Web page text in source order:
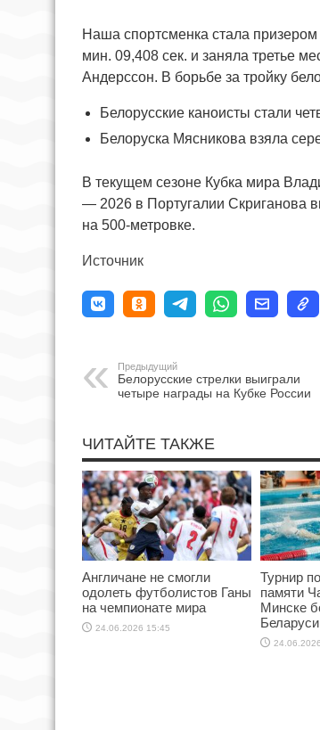
Наша спортсменка стала
мин. 09,408 сек. и заняла третье
Андерссон. В борьбе за тройку
Белорусские каноисты стали
Белоруска Мясникова взяла
В текущем сезоне Кубка мира
— 2026 в Португалии Скриганова
на 500-метровке.
Источник
Предыдущий
Белорусские стрелки выиграли
четыре награды на Кубке России
ЧИТАЙТЕ ТАКЖЕ
Англичане не смогли
одолеть футболистов Ганы
на чемпионате мира
24.06.2026 15:45
Турнир
памяти
Минске